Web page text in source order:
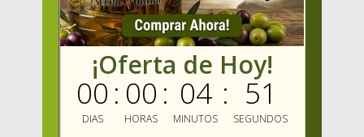
MAYORISTAS
Mercado Oliva TV
MIS FAVORITOS
MERCADO OLIVA
ENVIOS GRATIS
BLOG
MARCAS
¡Oferta de Hoy!
00
DIAS
: 00
HORAS
: 04
MINUTOS
: 51
SEGUNDOS